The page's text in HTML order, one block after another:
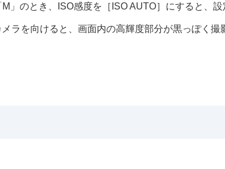
る
」のとき、ISO感度を ［ISO AUTO］ にすると、設
ラを向けると、画面内の高輝度部分が黒っぽく撮